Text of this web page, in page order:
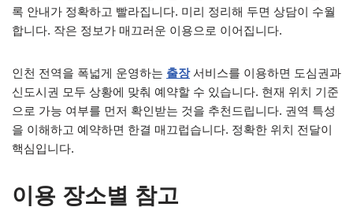
록 안내가 정확하고 빨라집니다. 미리 정리해 두면 상담이 수월
합니다. 작은 정보가 매끄러운 이용으로 이어집니다.
인천 전역을 폭넓게 운영하는 출장서비스를 이용하면 도심권과
신도시권 모두 상황에 맞춰 예약할 수 있습니다. 현재 위치 기준
으로 가능 여부를 먼저 확인받는 것을 추천드립니다. 권역 특성
을 이해하고 예약하면 한결 매끄럽습니다. 정확한 위치 전달이
핵심입니다.
이용 장소별 참고